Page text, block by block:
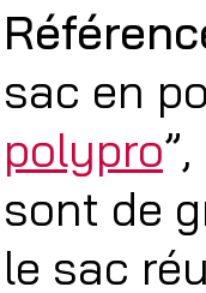
sac en
polypro
sont de
le sac